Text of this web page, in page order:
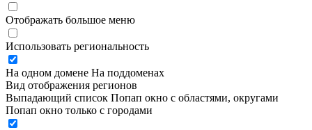
Отображать большое меню
Использовать региональность
На одном домене На поддоменах
Вид отображения регионов
Выпадающий список Попап окно c областями, округами
Попап окно только с городами